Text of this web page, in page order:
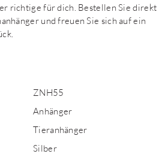
richtige für dich. Bestellen Sie direkt
und freuen Sie sich auf ein
ZNH55
Anhänger
Tieranhänger
Silber